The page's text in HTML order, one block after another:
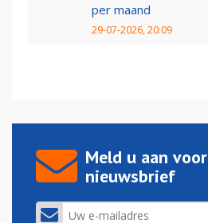
per maand
29-07-2026, 20:09
Meld u aan
nieuwsbrief